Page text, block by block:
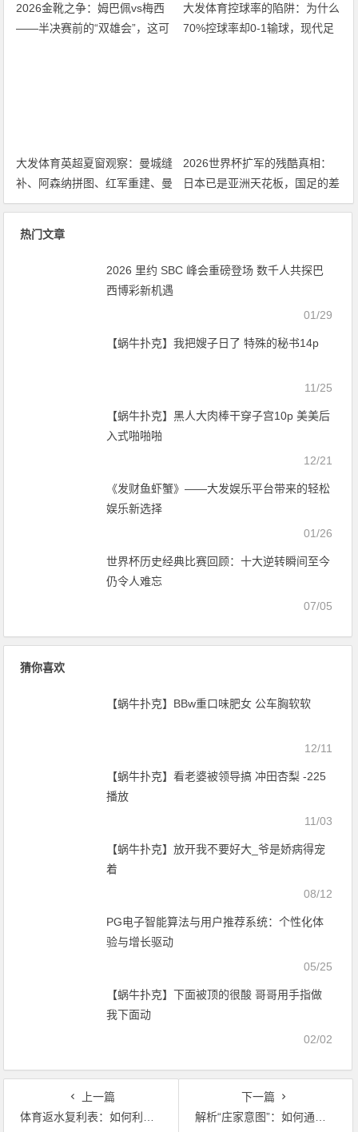
2026金靴之争：姆巴佩vs梅西
——半决赛前的“双雄会”，这可
大发体育控球率的陷阱：为什么
70%控球率却0-1输球，现代足
大发体育英超夏窗观察：曼城缝
补、阿森纳拼图、红军重建、曼
联破局——新赛季乱战才刚开始
2026世界杯扩军的残酷真相：
日本已是亚洲天花板，国足的差
距远不止几个名额
热门文章
2026 里约 SBC 峰会重磅登场 数千人共探巴
西博彩新机遇
01/29
【蜗牛扑克】我把嫂子日了 特殊的秘书14p
11/25
【蜗牛扑克】黑人大肉棒干穿子宫10p 美美后
入式啪啪啪
12/21
《发财鱼虾蟹》——大发娱乐平台带来的轻松
娱乐新选择
01/26
世界杯历史经典比赛回顾：十大逆转瞬间至今
仍令人难忘
07/05
猜你喜欢
【蜗牛扑克】BBw重口味肥女 公车胸软软
12/11
【蜗牛扑克】看老婆被领导搞 冲田杏梨 -225
播放
11/03
【蜗牛扑克】放开我不要好大_爷是娇病得宠
着
08/12
PG电子智能算法与用户推荐系统：个性化体
验与增长驱动
05/25
【蜗牛扑克】下面被顶的很酸 哥哥用手指做
我下面动
02/02
上一篇
体育返水复利表：如何利用高频次投注将0.8%返水转化为年化30%收益。
下一篇
解析“庄家意图”：如何通过升降盘口的对比识破“诱导盘”？